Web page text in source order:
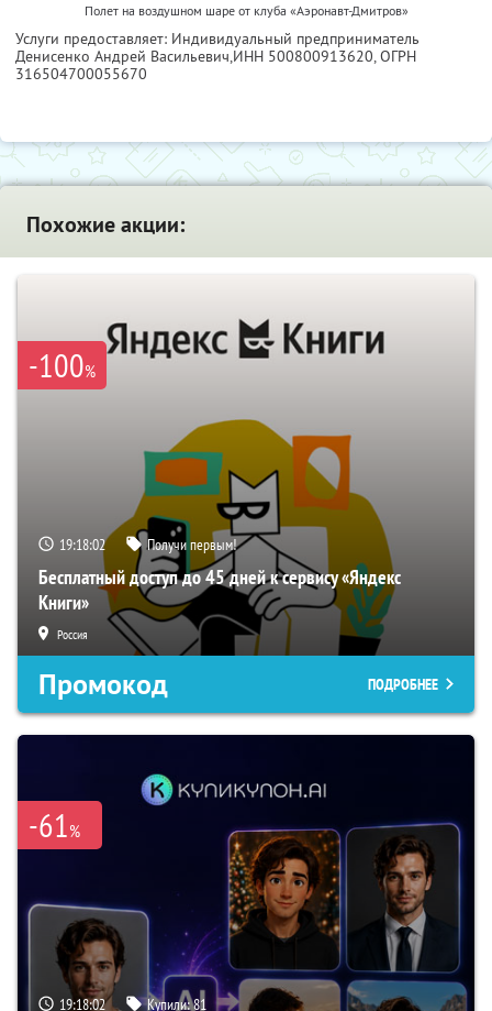
Полет на воздушном шаре от клуба «Аэронавт-Дмитров»
Услуги предоставляет: Индивидуальный предприниматель
Денисенко Андрей Васильевич,ИНН 500800913620, ОГРН
316504700055670
Похожие акции:
-100%
19:18:01 Получи первым!
Бесплатный доступ до 45 дней к сервису «Яндекс
Книги»
Россия
Промокод ПОДРОБНЕЕ
-61%
19:18:01 Купили:81